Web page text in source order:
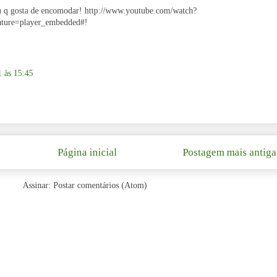
gosta de encomodar! http://www.youtube.com/watch?
às 15:45
Postagem mais antiga
Página inicial
Assinar: Postar comentários (Atom)